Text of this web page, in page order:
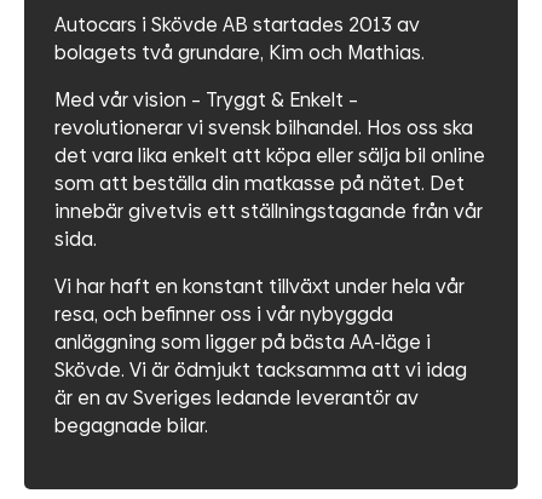
Autocars i Skövde AB startades 2013 av
bolagets två grundare, Kim och Mathias.
Med vår vision – Tryggt & Enkelt –
revolutionerar vi svensk bilhandel. Hos oss ska
det vara lika enkelt att köpa eller sälja bil online
som att beställa din matkasse på nätet. Det
innebär givetvis ett ställningstagande från vår
sida.
Vi har haft en konstant tillväxt under hela vår
resa, och befinner oss i vår nybyggda
anläggning som ligger på bästa AA-läge i
Skövde. Vi är ödmjukt tacksamma att vi idag
är en av Sveriges ledande leverantör av
begagnade bilar.